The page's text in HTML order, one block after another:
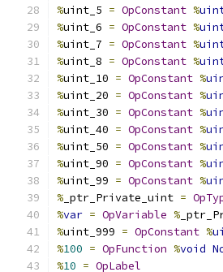
%uint_5 = OpConstant %
%uint_6 = OpConstant %
%uint_7 = OpConstant %
%uint_8 = OpConstant %
%uint_10 = OpConstant %
%uint_20 = OpConstant %
%uint_30 = OpConstant %
%uint_40 = OpConstant %
%uint_50 = OpConstant %
%uint_90 = OpConstant %
%uint_99 = OpConstant %
% _ptr_Private_uint =
%var = OpVariable %
%uint_999 = OpConstant %
%100 = OpFunction %void
%10 = OpLabel